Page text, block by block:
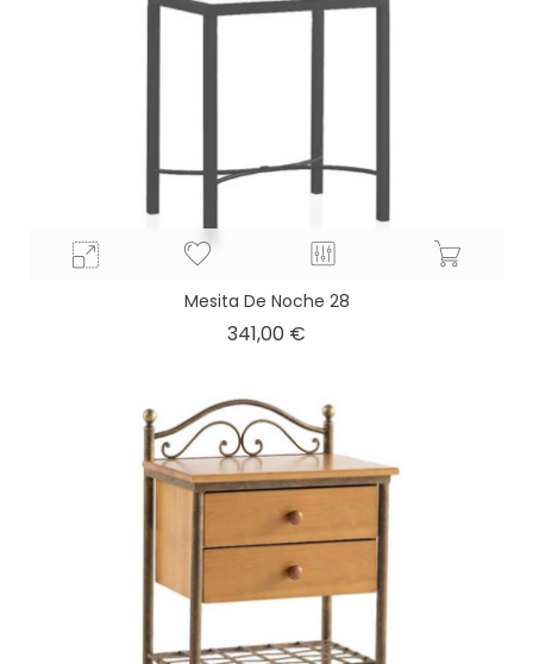
Mesita De Noche 28
341,00 €